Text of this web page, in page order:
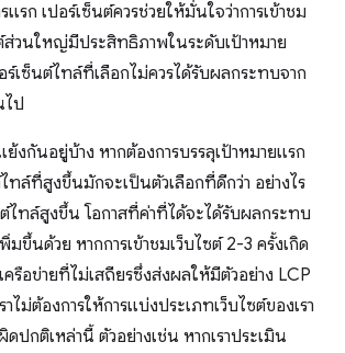
รก เปอร์เซ็นต์ควรช่วยให้มั่นใจว่าการเข้าชม
ส่วนใหญ่มีประสิทธิภาพในระดับเป้าหมาย
ร์เซ็นต์ไทล์ที่เลือกไม่ควรได้รับผลกระทบจาก
ไป
ย้งกันอยู่บ้าง หากต้องการบรรลุเป้าหมายแรก
ไทล์ที่สูงขึ้นมักจะเป็นตัวเลือกที่ดีกว่า อย่างไร
ไทล์สูงขึ้น โอกาสที่ค่าที่ได้จะได้รับผลกระทบ
มขึ้นด้วย หากการเข้าชมเว็บไซต์ 2-3 ครั้งเกิด
ครือข่ายที่ไม่เสถียรซึ่งส่งผลให้มีตัวอย่าง LCP
ไม่ต้องการให้การแบ่งประเภทเว็บไซต์ของเรา
ปกติเหล่านี้ ตัวอย่างเช่น หากเราประเมิน